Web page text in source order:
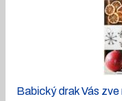
Babický drak Vás